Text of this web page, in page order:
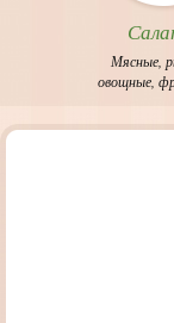
Мясные ,
овощные ,